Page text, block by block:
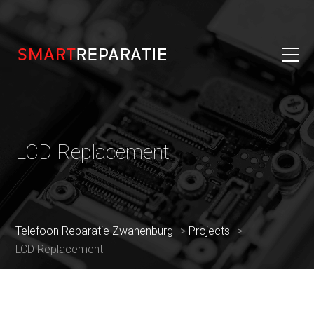
LCD Replacement
Telefoon Reparatie Zwanenburg > Projects
>
LCD Replacement